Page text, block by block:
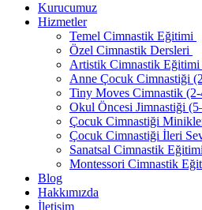
Kurucumuz
Hizmetler
Temel Cimnastik Eğitimi
Özel Cimnastik Dersleri
Artistik Cimnastik Eğitimi
Anne Çocuk Cimnastiği
Tiny Moves Cimnastik (2-
Okul Öncesi Jimnastiği
Çocuk Cimnastiği
Çocuk Cimnastiği İleri
Sanatsal Cimnastik Eğitimi
Montessori Cimnastik
Blog
Hakkımızda
İletişim